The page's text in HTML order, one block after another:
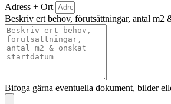
Adress + Ort
Beskriv ert behov, förutsättningar, antal m2
Bifoga gärna eventuella dokument, bilder